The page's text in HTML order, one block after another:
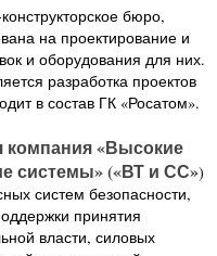
бюро,
на проектирование и
и оборудования для них.
разработка проектов
в состав ГК «Росатом».
«Высокие
системы» («ВТ и СС»)
систем безопасности,
принятия
власти, силовых